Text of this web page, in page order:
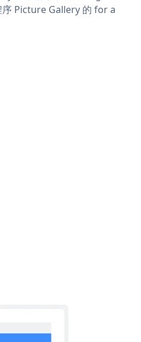
Picture Gallery 的 for a